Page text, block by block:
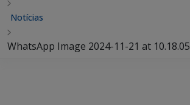
Notícias
WhatsApp Image 2024-11-21 at 10.18.05